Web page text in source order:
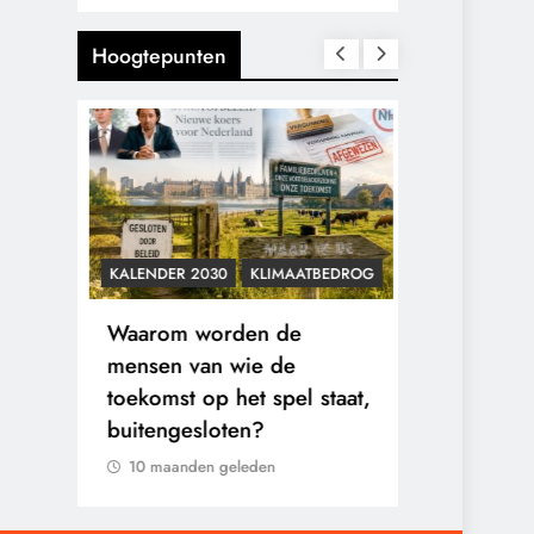
Hoogtepunten
KALENDER 2030 KLIMAATBEDROG
Waarom worden de
mensen van wie de
toekomst op het spel staat,
buitengesloten?
10 maanden geleden